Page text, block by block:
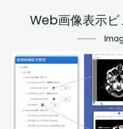
Web画像表示